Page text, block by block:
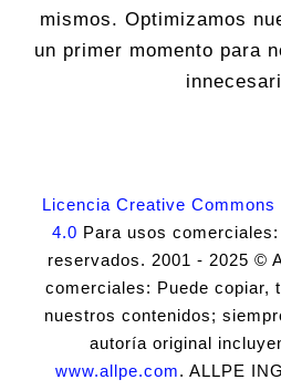
mismos. Optimizamos
un primer momento para
Licencia Creative
4.0 Para usos
reservados. 2001 - 2025 ©
comerciales: Puede copiar,
nuestros contenidos;
autoría original
www.allpe.com. ALLPE